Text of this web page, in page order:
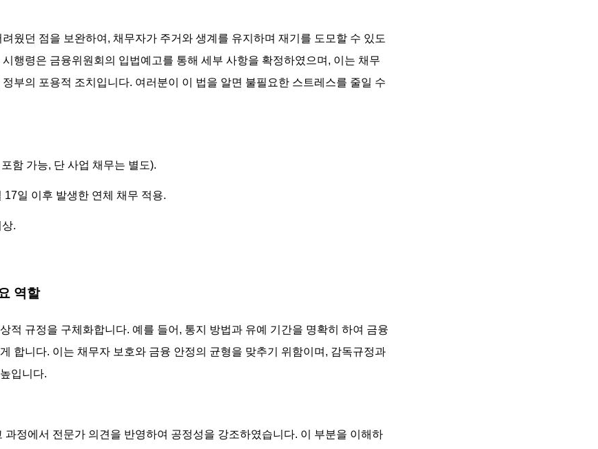
웠던 점을 보완하여, 채무자가 주거와 생계를 유지하며 재기를 도모할 수 있도
행령은 금융위원회의 입법예고를 통해 세부 사항을 확정하였으며, 이는 채무
부의 포용적 조치입니다. 여러분이 이 법을 알면 불필요한 스트레스를 줄일 수
함 가능, 단 사업 채무는 별도).
17일 이후 발생한 연체 채무 적용.
.
역할
적 규정을 구체화합니다. 예를 들어, 통지 방법과 유예 기간을 명확히 하여 금융
합니다. 이는 채무자 보호와 금융 안정의 균형을 맞추기 위함이며, 감독규정과
입니다.
과정에서 전문가 의견을 반영하여 공정성을 강조하였습니다. 이 부분을 이해하